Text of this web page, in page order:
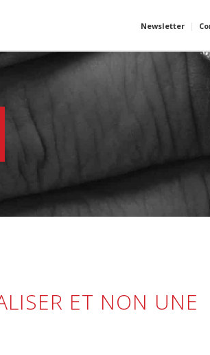
Newsletter
ET NON UNE